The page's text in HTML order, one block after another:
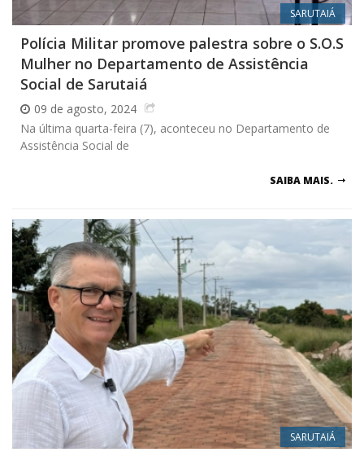
SARUTAIÁ
Polícia Militar promove palestra sobre o S.O.S
Mulher no Departamento de Assistência
Social de Sarutaiá
09 de agosto, 2024
Na última quarta-feira (7), aconteceu no Departamento de
Assistência Social de
SAIBA MAIS.
SARUTAIÁ